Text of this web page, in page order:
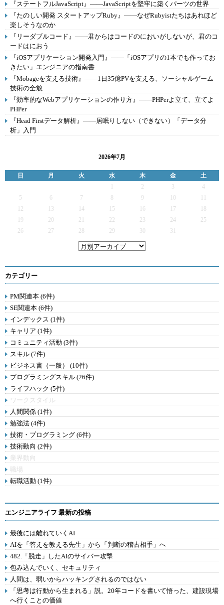
『ステートフルJavaScript』――JavaScriptを堅牢に築くパーツの世界
『たのしい開発 スタートアップRuby』――なぜRubyistたちはあれほど
楽しそうなのか
『リーダブルコード』――君からはコードのにおいがしないが、君のコ
ードはにおう
『iOSアプリケーション開発入門』――「iOSアプリの1本でも作ってお
きたい」エンジニアの指南書
『Mobageを支える技術』――1日35億PVを支える、ソーシャルゲーム
技術の全貌
『効率的なWebアプリケーションの作り方』――PHPerよ立て、立てよ
PHPer
『Head Firstデータ解析』――居眠りしない（できない）「データ分
析」入門
2026年7月
日 月 火 水 木 金
土
2 3
4
5
6 7 9
12
13 14 15 16 17
19
20 21 22 23 24
25
26
27 28 29 30 31
カテゴリー
PM関連本 (6件)
SE関連本 (6件)
インデックス (1件)
キャリア (1件)
コミュニティ活動 (3件)
スキル (7件)
ビジネス書（一般） (10件)
プログラミングスキル (26件)
ライフハック (5件)
ワークスタイル
人間関係 (1件)
勉強法 (4件)
技術・プログラミング (6件)
技術動向 (2件)
業界動向
職場
転職活動 (1件)
エンジニアライフ 最新の投稿
最後には離れていくAI
AIを「答えを教える先生」から「判断の稽古相手」へ
482.「脱走」したAIのサイバー攻撃
包み込んでいく、セキュリティ
人間は、弱いからハッキングされるのではない
「思考は行動から生まれる」説。20年コードを書いて悟った、建設現場
へ行くことの価値